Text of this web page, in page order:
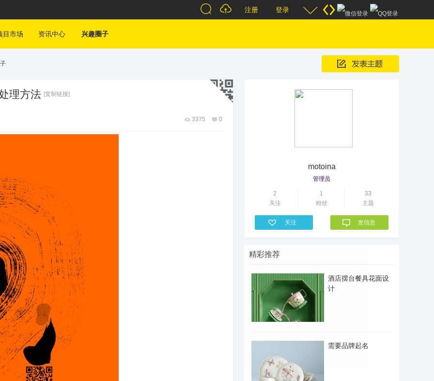
注册 登录
目市场 资讯中心 兴趣圈子
理方法 [复制链接]
3375 0
motoina
管理员
2
关注
1
粉丝
33
主题
关注 发信息
精彩推荐
酒店摆台餐具花面设
计
需要品牌起名